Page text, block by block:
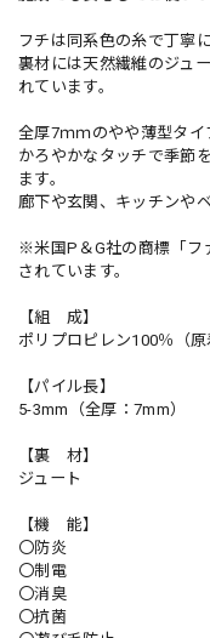
フチは同系色の糸で丁寧
裏材には天然繊維のジュ
れています。
全厚7ｍｍのやや薄型タイ
かろやかなタッチで季節
ます。
廊下や玄関、キッチンや
※米国P＆G社の商標「フ
されています。
【組 成】
ポリプロピレン100％（
【パイル長】
5-3mm（全厚：7mm）
【裏 材】
ジュート
【機 能】
〇防炎
〇制電
〇消臭
〇抗菌